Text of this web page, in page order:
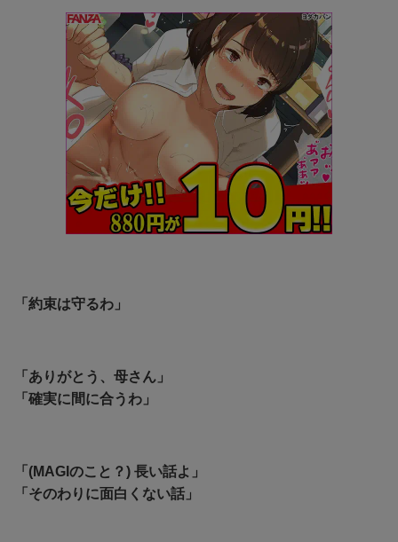
「約束は守るわ」
「ありがとう、母さん」
「確実に間に合うわ」
「(MAGIのこと？) 長い話よ」
「そのわりに面白くない話」